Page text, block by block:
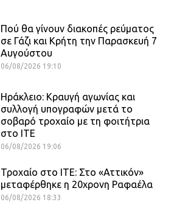
Πού θα γίνουν διακοπές ρεύματος
σε Γάζι και Κρήτη την Παρασκευή 7
Αυγούστου
06/08/2026 19:10
Ηράκλειο: Κραυγή αγωνίας και
συλλογή υπογραφών μετά το
σοβαρό τροχαίο με τη φοιτήτρια
στο ΙΤΕ
06/08/2026 19:06
Τροχαίο στο ΙΤΕ: Στο «Αττικόν»
μεταφέρθηκε η 20χρονη Ραφαέλα
06/08/2026 18:33